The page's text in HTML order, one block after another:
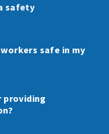
safety
safe in my
providing